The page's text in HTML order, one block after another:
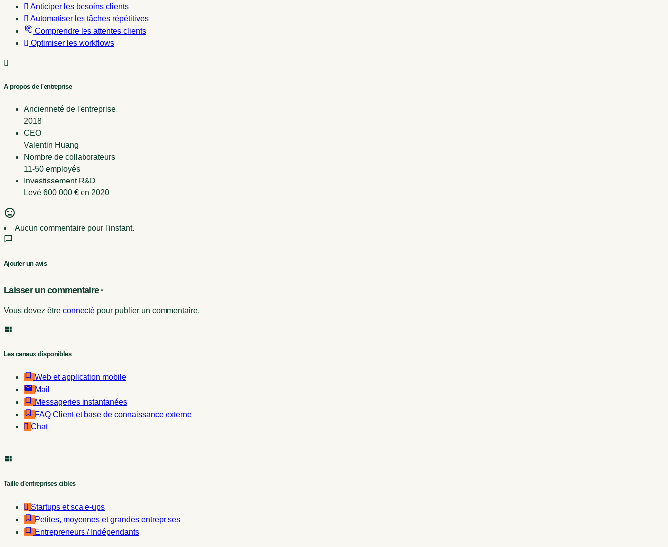
Anticiper les besoins clients
Automatiser les tâches répétitives
Comprendre les attentes clients
Optimiser les workflows
A propos de l'entreprise
Ancienneté de l'entreprise
2018
CEO
Valentin Huang
Nombre de collaborateurs
11-50 employés
Investissement R&D
Levé 600 000 € en 2020
Aucun commentaire pour l'instant.
Ajouter un avis
Laisser un commentaire ·
Vous devez être connecté pour publier un commentaire.
Les canaux disponibles
Web et application mobile
Mail
Messageries instantanées
FAQ Client et base de connaissance externe
Chat
Taille d'entreprises cibles
Startups et scale-ups
Petites, moyennes et grandes entreprises
Entrepreneurs / Indépendants